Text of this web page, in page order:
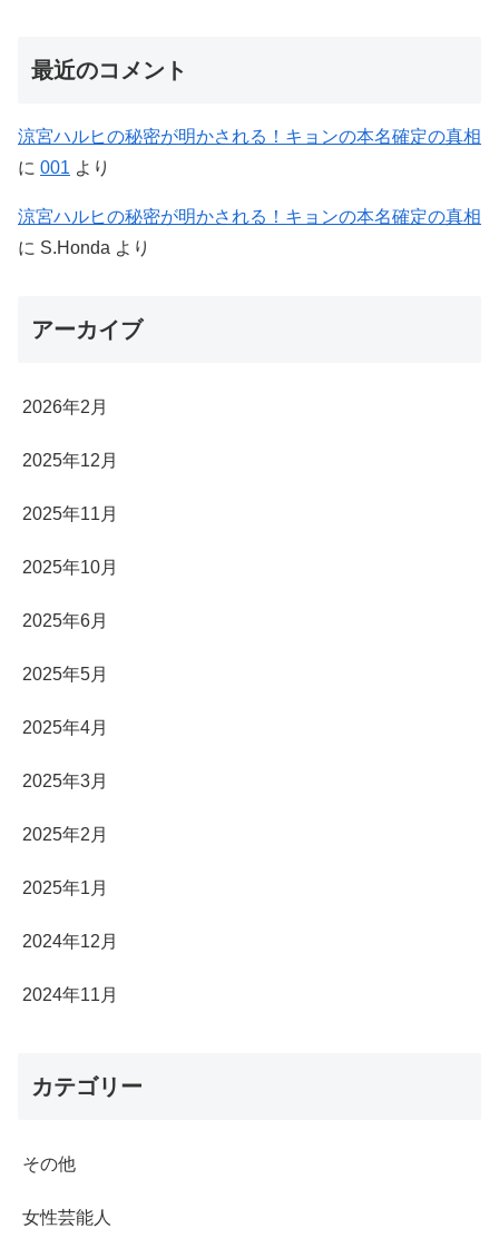
最近のコメント
涼宮ハルヒの秘密が明かされる！キョンの本名確定の真相
に 001 より
涼宮ハルヒの秘密が明かされる！キョンの本名確定の真相
に S.Honda より
アーカイブ
2026年2月
2025年12月
2025年11月
2025年10月
2025年6月
2025年5月
2025年4月
2025年3月
2025年2月
2025年1月
2024年12月
2024年11月
カテゴリー
その他
女性芸能人